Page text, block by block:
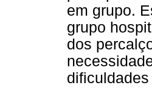
em grupo.
grupo
dos